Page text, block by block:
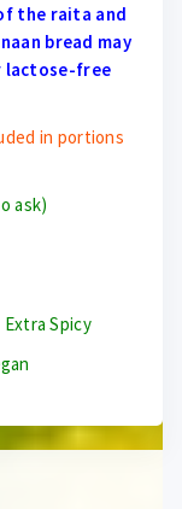
the raita and
bread may
lactose-free
in portions
ask)
Extra Spicy